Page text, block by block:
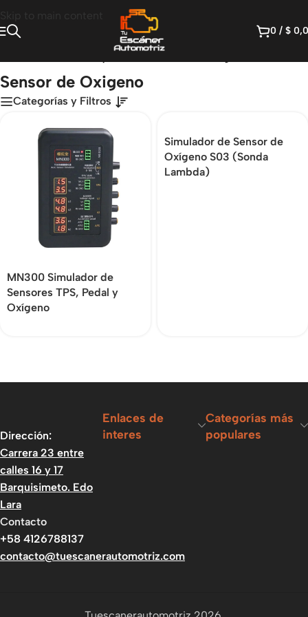
Skip to main content
0 / $
Sensor de Oxigeno
Categorías y Filtros
MN300 Simulador de
Sensores TPS, Pedal y
Oxígeno
Simulador de Sensor de
Oxígeno S03 (Sonda
Lambda)
Dirección:
Carrera 23 entre
calles 16 y 17
Barquisimeto. Edo
Lara
Contacto
+58 4126788137
contacto@tuescanerautomotriz.com
Enlaces de
interes
Categorías más
populares